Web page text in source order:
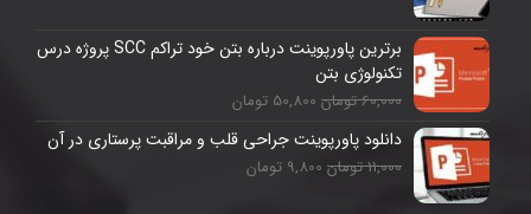
برترین پاورپوینت درباره بتن خود تراکم SCC پروژه درس
تکنولوژی بتن
60,000 تومان 50,800 تومان
دانلود پاورپوینت جراحی قلب و مراقبت پرستاری در آن
11,000 تومان 9,800 تومان